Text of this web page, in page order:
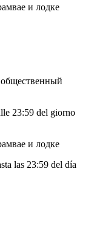
и лодке
общественный
23:59 del giorno
и лодке
las 23:59 del día